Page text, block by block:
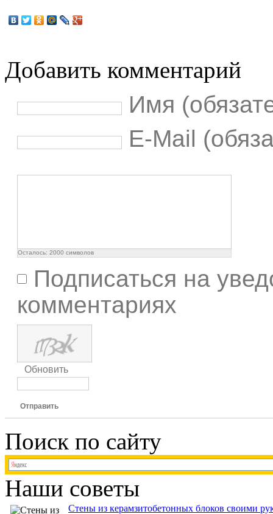
Добавить комментарий
Имя
E-Mail
Осталось: 2000 символов
Подписаться на
комментариях
Обновить
Отправить
Поиск по сайту
Наши советы
Стены из керамзитобетонных блоков своими